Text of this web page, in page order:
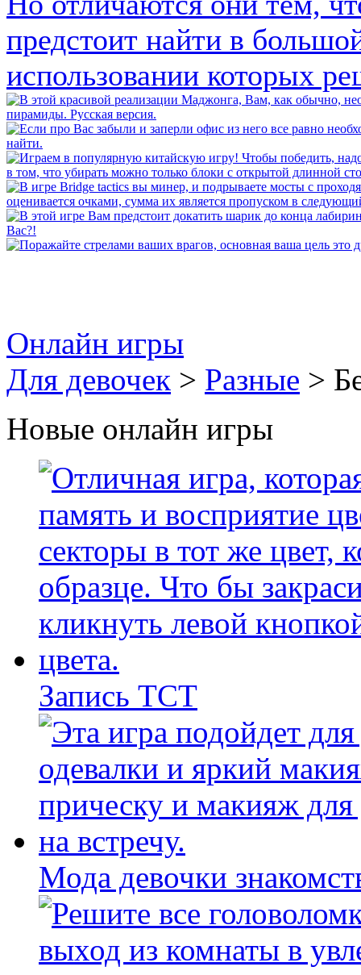
Онлайн игры
Для девочек > Разные >
Новые онлайн игры
Запись ТСТ
Мода девочки